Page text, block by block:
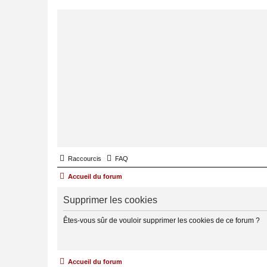
Raccourcis FAQ
Accueil du forum
Supprimer les cookies
Êtes-vous sûr de vouloir supprimer les cookies de ce forum ?
Accueil du forum